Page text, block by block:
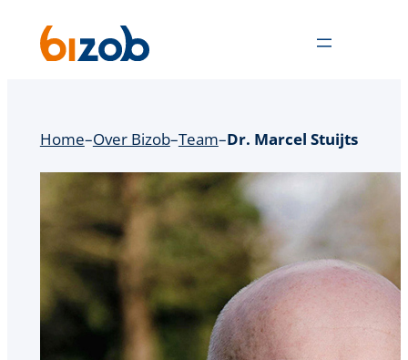
Home–Over Bizob–Team–Dr. Marcel Stuijts